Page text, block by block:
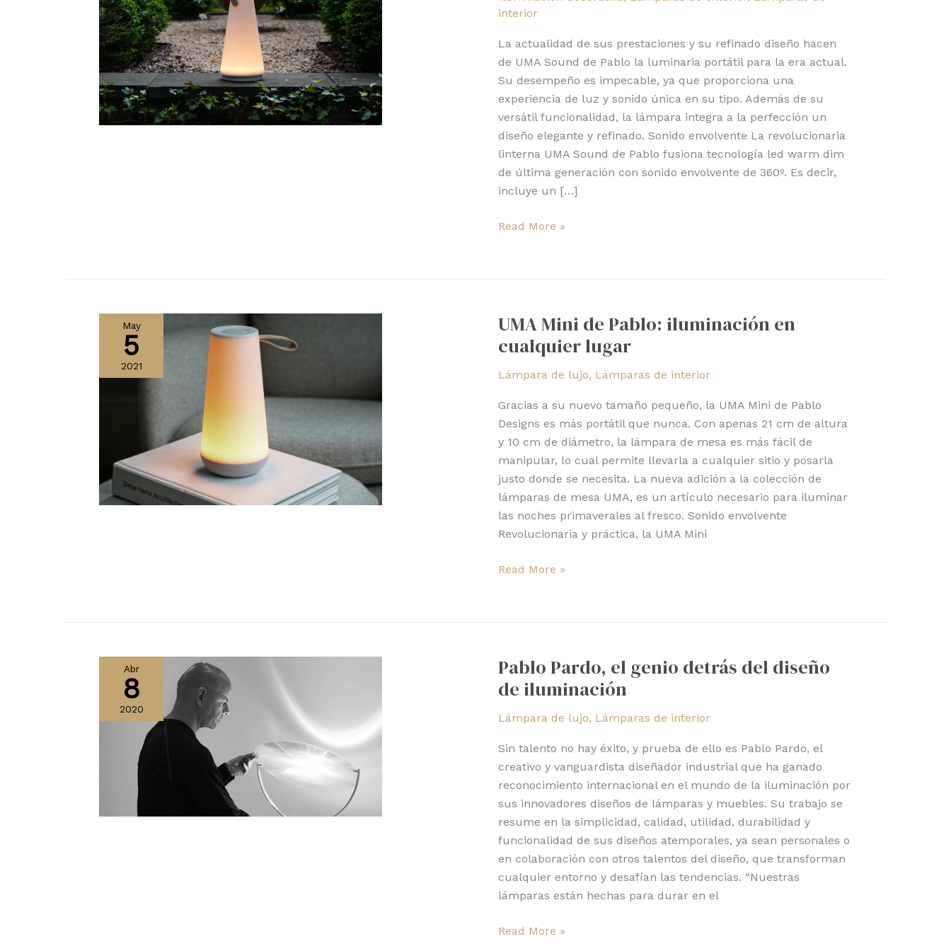
interior
La actualidad de sus prestaciones y su refinado diseño hacen
de UMA Sound de Pablo la luminaria portátil para la era actual.
Su desempeño es impecable, ya que proporciona una
experiencia de luz y sonido única en su tipo. Además de su
versátil funcionalidad, la lámpara integra a la perfección un
diseño elegante y refinado. Sonido envolvente La revolucionaria
linterna UMA Sound de Pablo fusiona tecnología led warm dim
de última generación con sonido envolvente de 360º. Es decir,
incluye un […]
envolvente
de
luz
y
sonido
Read More »
May
5
2021
UMA Mini de Pablo: iluminación en
cualquier lugar
Lámpara de lujo, Lámparas de interior
Gracias a su nuevo tamaño pequeño, la UMA Mini de Pablo
Designs es más portátil que nunca. Con apenas 21 cm de altura
y 10 cm de diámetro, la lámpara de mesa es más fácil de
manipular, lo cual permite llevarla a cualquier sitio y posarla
justo donde se necesita. La nueva adición a la colección de
lámparas de mesa UMA, es un artículo necesario para iluminar
las noches primaverales al fresco. Sonido envolvente
Revolucionaria y práctica, la UMA Mini
de
Pablo:
iluminación
en
cualquier
lugar
Read More »
Abr
8
2020
Pablo Pardo, el genio detrás del diseño
de iluminación
Lámpara de lujo, Lámparas de interior
Sin talento no hay éxito, y prueba de ello es Pablo Pardo, el
creativo y vanguardista diseñador industrial que ha ganado
reconocimiento internacional en el mundo de la iluminación por
sus innovadores diseños de lámparas y muebles. Su trabajo se
resume en la simplicidad, calidad, utilidad, durabilidad y
funcionalidad de sus diseños atemporales, ya sean personales o
en colaboración con otros talentos del diseño, que transforman
cualquier entorno y desafían las tendencias. “Nuestras
lámparas están hechas para durar en el
el
genio
del
diseño
iluminación
Read More »